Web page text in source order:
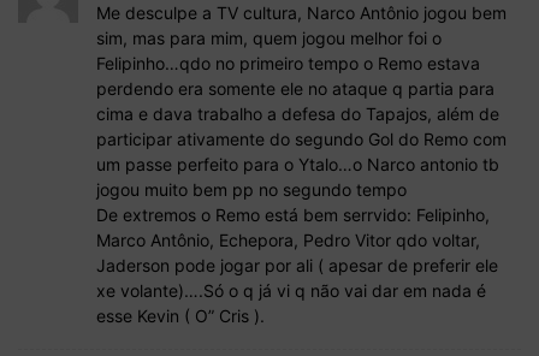
Me desculpe a TV cultura, Narco Antônio jogou bem
sim, mas para mim, quem jogou melhor foi o
Felipinho…qdo no primeiro tempo o Remo estava
perdendo era somente ele no ataque q partia para
cima e dava trabalho a defesa do Tapajos, além de
participar ativamente do segundo Gol do Remo com
um passe perfeito para o Ytalo…o Narco antonio tb
jogou muito bem pp no segundo tempo
De extremos o Remo está bem serrvido: Felipinho,
Marco Antônio, Echepora, Pedro Vitor qdo voltar,
Jaderson pode jogar por ali ( apesar de preferir ele
xe volante)….Só o q já vi q não vai dar em nada é
esse Kevin ( O” Cris ).